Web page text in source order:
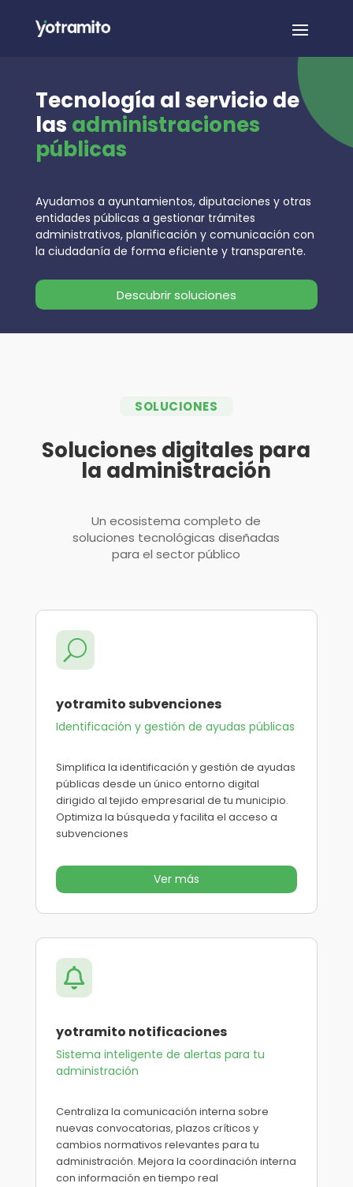
Tecnología al servicio de
las administraciones
públicas
Ayudamos a ayuntamientos, diputaciones y otras
entidades públicas a gestionar trámites
administrativos, planificación y comunicación con
la ciudadanía de forma eficiente y transparente.
Descubrir soluciones
SOLUCIONES
Soluciones digitales para
la administración
Un ecosistema completo de
soluciones tecnológicas diseñadas
para el sector público
U
yotramito subvenciones
Identificación y gestión de ayudas públicas
Simplifica la identificación y gestión de ayudas
públicas desde un único entorno digital
dirigido al tejido empresarial de tu municipio.
Optimiza la búsqueda y facilita el acceso a
subvenciones
Ver más

yotramito notificaciones
Sistema inteligente de alertas para tu
administración
Centraliza la comunicación interna sobre
nuevas convocatorias, plazos críticos y
cambios normativos relevantes para tu
administración. Mejora la coordinación interna
con información en tiempo real